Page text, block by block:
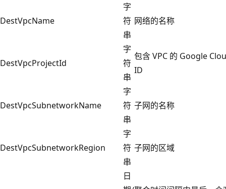
DestVpcName
字
符
串
网络的名称
DestVpcProjectId
字
符
串
包含 VPC 的 Google
ID
DestVpcSubnetworkName
字
符
串
子网的名称
DestVpcSubnetworkRegion
字
符
串
子网的区域
日